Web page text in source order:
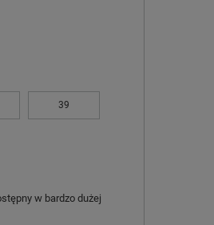
39
w bardzo dużej